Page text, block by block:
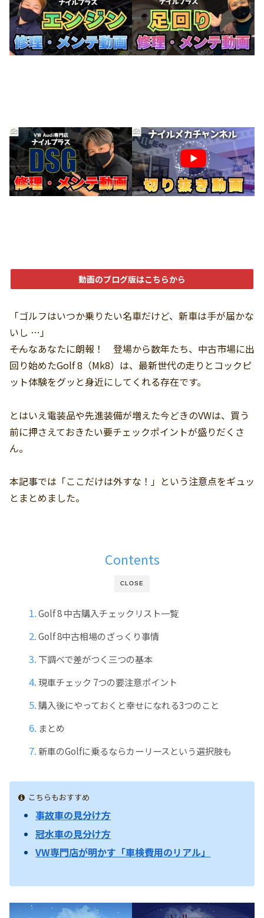
動画のブログ版はこちらから
「ゴルフはいつか乗りたい名車だけど、新車は手が届かな
いし …」
――そんなあなたに朗報！ 登場から数年たち、中古市場に出
回り始めたGolf 8（Mk8）は、最新世代の走りとコックピ
ット体験をグッと身近にしてくれる存在です。
とはいえ電装品や先進装備が増えた今どきのVWは、買う
前に押さえておきたい要チェックポイントが盛りだくさ
ん。
本記事では「ここだけは外すな！」という注意点をギュッ
とまとめました。
CLOSE
Contents
Golf 8 中古購入チェックリスト一覧
Golf 8中古相場のざっくり事情
下調べで差がつく三つの基本
現車チェック 7つの要注意ポイント
購入後にやっておくと幸せになれる3つのこと
まとめ
新車のGolfに乗るならカーリースという選択肢も
こちらもおすすめ
事故車の見分け方
冠水車の見分け方
VW専門店が明かす「車検費用のリアル」